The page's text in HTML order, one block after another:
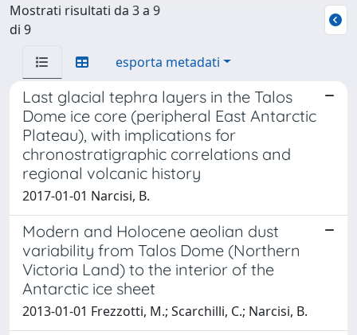
Mostrati risultati da 3 a 9
di 9
esporta metadati
Last glacial tephra layers in the Talos
Dome ice core (peripheral East Antarctic
Plateau), with implications for
chronostratigraphic correlations and
regional volcanic history
2017-01-01 Narcisi, B.
Modern and Holocene aeolian dust
variability from Talos Dome (Northern
Victoria Land) to the interior of the
Antarctic ice sheet
2013-01-01 Frezzotti, M.; Scarchilli, C.; Narcisi, B.